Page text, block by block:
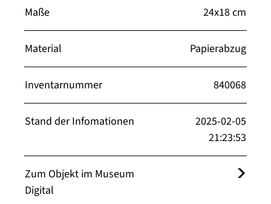
Maße 24x18 cm
Material Papierabzug
Inventarnummer 840068
Stand der Infomationen
2025-02-05
21:23:53
Zum Objekt im Museum
Digital